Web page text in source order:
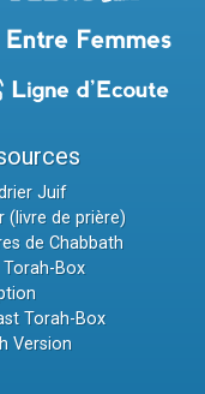
Juif
(livre de prière)
de Chabbath
Torah-Box
Torah-Box
Version